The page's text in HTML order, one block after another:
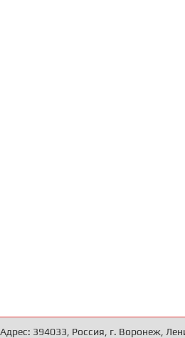
Адрес: 394033, Россия, г. Воронеж,